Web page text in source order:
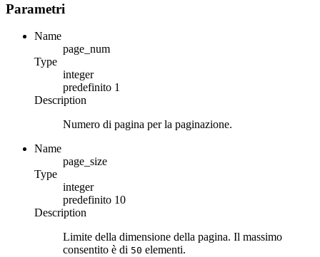
Parametri
Name
page_num
Type
integer
predefinito 1
Description
Numero di pagina per la paginazione.
Name
page_size
Type
integer
predefinito 10
Description
Limite della dimensione della pagina. Il massimo
consentito è di 50 elementi.